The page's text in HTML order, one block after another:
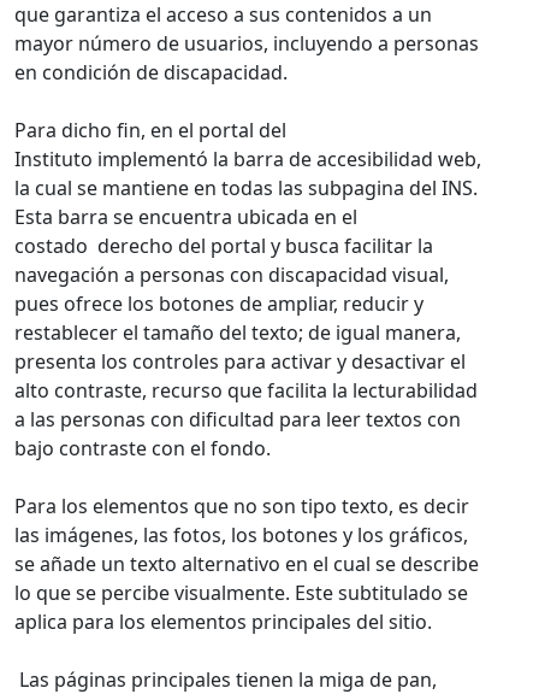
que garantiza el acceso a sus contenidos a un
mayor número de usuarios, incluyendo a personas
en condición de discapacidad.
Para dicho fin, en el portal del
Instituto implementó la barra de accesibilidad web,
la cual se mantiene en todas las subpagina del INS.
Esta barra se encuentra ubicada en el
costado derecho del portal y busca facilitar la
navegación a personas con discapacidad visual,
pues ofrece los botones de ampliar, reducir y
restablecer el tamaño del texto; de igual manera,
presenta los controles para activar y desactivar el
alto contraste, recurso que facilita la lecturabilidad
a las personas con dificultad para leer textos con
bajo contraste con el fondo.
Para los elementos que no son tipo texto, es decir
las imágenes, las fotos, los botones y los gráficos,
se añade un texto alternativo en el cual se describe
lo que se percibe visualmente. Este subtitulado se
aplica para los elementos principales del sitio.
Las páginas principales tienen la miga de pan,